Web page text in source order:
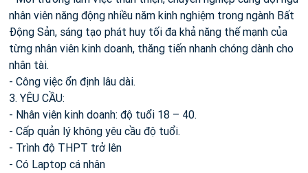
nhân viên năng động nhiều năm kinh nghiệm trong ngành Bất
Động Sản, sáng tạo phát huy tối đa khả năng thế mạnh của
từng nhân viên kinh doanh, thăng tiến nhanh chóng dành cho
nhân tài.
- Công việc ổn định lâu dài.
3. YÊU CẦU:
- Nhân viên kinh doanh: độ tuổi 18 – 40.
- Cấp quản lý không yêu cầu độ tuổi.
- Trình độ THPT trở lên
- Có Laptop cá nhân